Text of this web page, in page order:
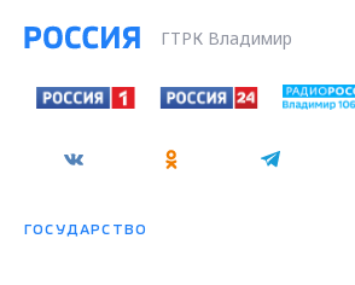
ГТРК Владимир
ГОСУДАРСТВО